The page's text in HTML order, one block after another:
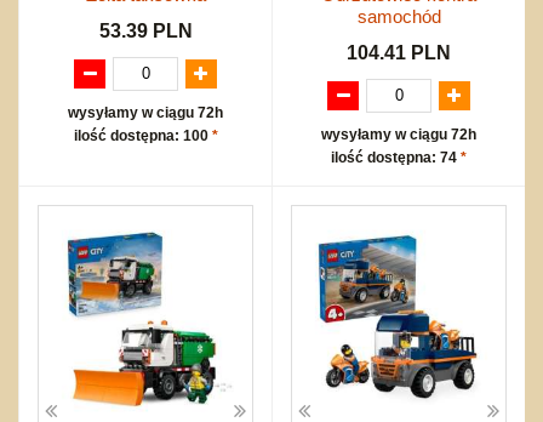
53.39 PLN
wysyłamy w ciągu 72h
ilość dostępna: 100 *
samochód
104.41 PLN
wysyłamy w ciągu 72h
ilość dostępna: 74 *